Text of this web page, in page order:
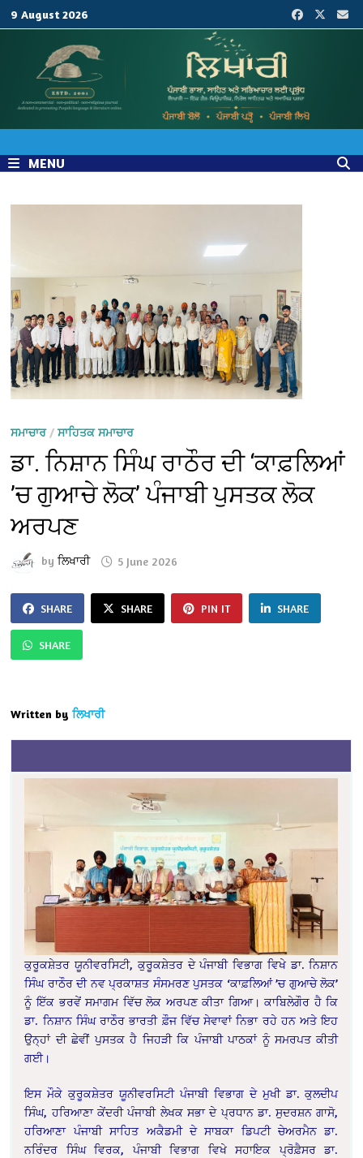
9 August 2026
MENU
ਸਮਾਚਾਰ/ਸਾਹਿਤਕ ਸਮਾਚਾਰ
ਡਾ. ਨਿਸ਼ਾਨ ਸਿੰਘ ਰਾਠੌਰ ਦੀ ‘ਕਾਫ਼ਲਿਆਂ
’ਚ ਗੁਆਚੇ ਲੋਕ’ ਪੰਜਾਬੀ ਪੁਸਤਕ ਲੋਕ
ਅਰਪਣ
byਲਿਖਾਰੀ 5 June 2026
SHARE SHARE PIN IT SHARE
SHARE
Written by ਲਿਖਾਰੀ
ਕੁਰੂਕਸ਼ੇਤਰ ਯੂਨੀਵਰਸਿਟੀ, ਕੁਰੂਕਸ਼ੇਤਰ ਦੇ ਪੰਜਾਬੀ ਵਿਭਾਗ ਵਿਖੇ ਡਾ. ਨਿਸ਼ਾਨ
ਸਿੰਘ ਰਾਠੌਰ ਦੀ ਨਵ ਪ੍ਰਕਾਸ਼ਤ ਸੰਸਮਰਣ ਪੁਸਤਕ ‘ਕਾਫ਼ਲਿਆਂ ’ਚ ਗੁਆਚੇ ਲੋਕ’
ਨੂੰ ਇੱਕ ਭਰਵੇਂ ਸਮਾਗਮ ਵਿੱਚ ਲੋਕ ਅਰਪਣ ਕੀਤਾ ਗਿਆ। ਕਾਬਿਲੇਗੌਰ ਹੈ ਕਿ
ਡਾ. ਨਿਸ਼ਾਨ ਸਿੰਘ ਰਾਠੌਰ ਭਾਰਤੀ ਫ਼ੌਜ ਵਿੱਚ ਸੇਵਾਵਾਂ ਨਿਭਾ ਰਹੇ ਹਨ ਅਤੇ ਇਹ
ਉਨ੍ਹਾਂ ਦੀ ਛੇਵੀਂ ਪੁਸਤਕ ਹੈ ਜਿਹੜੀ ਕਿ ਪੰਜਾਬੀ ਪਾਠਕਾਂ ਨੂੰ ਸਮਰਪਤ ਕੀਤੀ
ਗਈ।
ਇਸ ਮੌਕੇ ਕੁਰੂਕਸ਼ੇਤਰ ਯੂਨੀਵਰਸਿਟੀ ਪੰਜਾਬੀ ਵਿਭਾਗ ਦੇ ਮੁਖੀ ਡਾ. ਕੁਲਦੀਪ
ਸਿੰਘ, ਹਰਿਆਣਾ ਕੇਂਦਰੀ ਪੰਜਾਬੀ ਲੇਖਕ ਸਭਾ ਦੇ ਪ੍ਰਧਾਨ ਡਾ. ਸੁਦਰਸ਼ਨ ਗਾਸੋ,
ਹਰਿਆਣਾ ਪੰਜਾਬੀ ਸਾਹਿਤ ਅਕੈਡਮੀ ਦੇ ਸਾਬਕਾ ਡਿਪਟੀ ਚੇਅਰਮੈਨ ਡਾ.
ਨਰਿੰਦਰ ਸਿੰਘ ਵਿਰਕ, ਪੰਜਾਬੀ ਵਿਭਾਗ ਵਿਖੇ ਸਹਾਇਕ ਪ੍ਰੋਫ਼ੈਸਰ ਡਾ.